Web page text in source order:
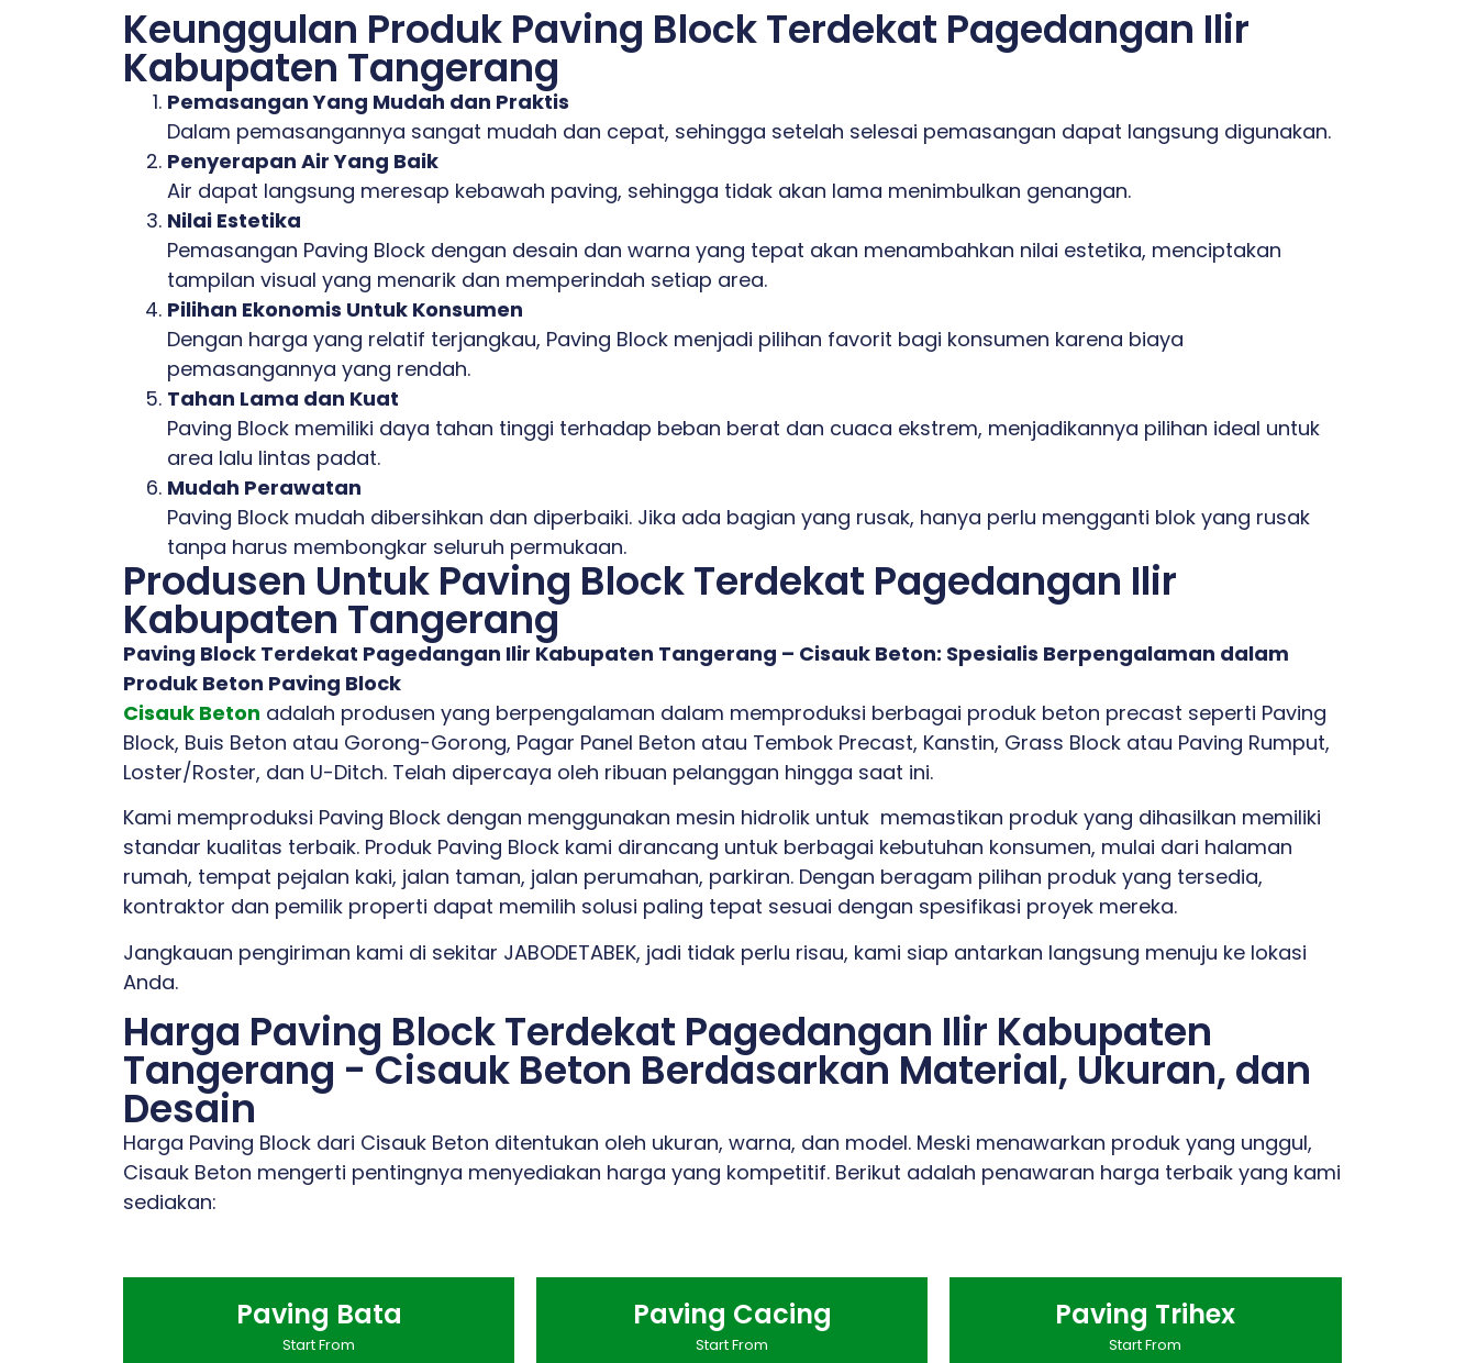
Keunggulan Produk Paving Block Terdekat Pagedangan Ilir
Kabupaten Tangerang
Pemasangan Yang Mudah dan Praktis
Dalam pemasangannya sangat mudah dan cepat, sehingga setelah selesai pemasangan dapat langsung digunakan.
Penyerapan Air Yang Baik
Air dapat langsung meresap kebawah paving, sehingga tidak akan lama menimbulkan genangan.
Nilai Estetika
Pemasangan Paving Block dengan desain dan warna yang tepat akan menambahkan nilai estetika, menciptakan
tampilan visual yang menarik dan memperindah setiap area.
Pilihan Ekonomis Untuk Konsumen
Dengan harga yang relatif terjangkau, Paving Block menjadi pilihan favorit bagi konsumen karena biaya
pemasangannya yang rendah.
Tahan Lama dan Kuat
Paving Block memiliki daya tahan tinggi terhadap beban berat dan cuaca ekstrem, menjadikannya pilihan ideal untuk
area lalu lintas padat.
Mudah Perawatan
Paving Block mudah dibersihkan dan diperbaiki. Jika ada bagian yang rusak, hanya perlu mengganti blok yang rusak
tanpa harus membongkar seluruh permukaan.
Produsen Untuk Paving Block Terdekat Pagedangan Ilir
Kabupaten Tangerang
Paving Block Terdekat Pagedangan Ilir Kabupaten Tangerang – Cisauk Beton: Spesialis Berpengalaman dalam
Produk Beton Paving Block
Cisauk Beton adalah produsen yang berpengalaman dalam memproduksi berbagai produk beton precast seperti Paving
Block, Buis Beton atau Gorong-Gorong, Pagar Panel Beton atau Tembok Precast, Kanstin, Grass Block atau Paving Rumput,
Loster/Roster, dan U-Ditch. Telah dipercaya oleh ribuan pelanggan hingga saat ini.
Kami memproduksi Paving Block dengan menggunakan mesin hidrolik untuk memastikan produk yang dihasilkan memiliki
standar kualitas terbaik. Produk Paving Block kami dirancang untuk berbagai kebutuhan konsumen, mulai dari halaman
rumah, tempat pejalan kaki, jalan taman, jalan perumahan, parkiran. Dengan beragam pilihan produk yang tersedia,
kontraktor dan pemilik properti dapat memilih solusi paling tepat sesuai dengan spesifikasi proyek mereka.
Jangkauan pengiriman kami di sekitar JABODETABEK, jadi tidak perlu risau, kami siap antarkan langsung menuju ke lokasi
Anda.
Harga Paving Block Terdekat Pagedangan Ilir Kabupaten
Tangerang - Cisauk Beton Berdasarkan Material, Ukuran, dan
Desain
Harga Paving Block dari Cisauk Beton ditentukan oleh ukuran, warna, dan model. Meski menawarkan produk yang unggul,
Cisauk Beton mengerti pentingnya menyediakan harga yang kompetitif. Berikut adalah penawaran harga terbaik yang kami
sediakan:
Paving Bata
Start From
Paving Cacing
Start From
Paving Trihex
Start From